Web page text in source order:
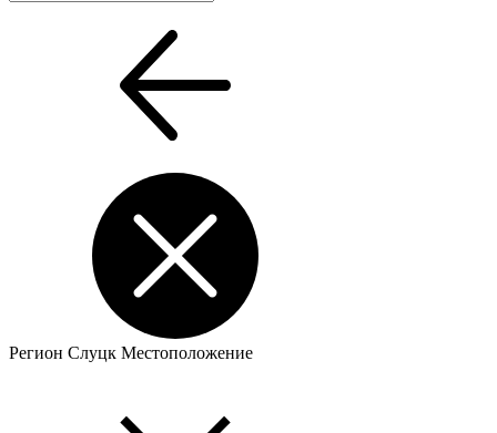
Регион Слуцк Местоположение